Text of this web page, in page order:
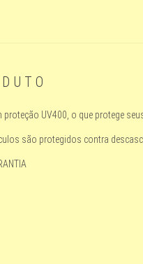
proteção UV400, o que protege
são protegidos contra